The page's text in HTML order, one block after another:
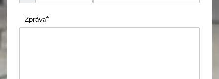
Zpráva